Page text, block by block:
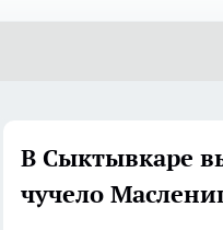
В Сыктывкаре
чучело